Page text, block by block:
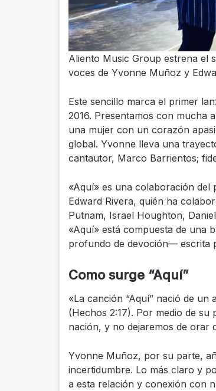
Aliento Music Group estrena el
voces de Yvonne Muñoz y
Este sencillo marca el primer
2016. Presentamos con mucha
una mujer con un corazón
global. Yvonne lleva una
cantautor, Marco Barrientos;
«Aquí» es una colaboración
Edward Rivera, quién ha
Putnam, Israel Houghton,
«Aquí» está compuesta de una
profundo de devoción— escrita
Como surge “Aquí”
«La canción “Aquí” nació de
(Hechos 2:17). Por medio de su
nación, y no dejaremos de orar
Yvonne Muñoz, por su parte,
incertidumbre. Lo más claro y
a esta relación y conexión con